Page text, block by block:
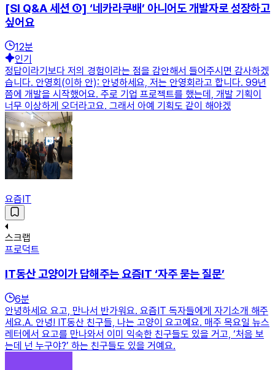
[SI Q&A 세션 ①] ‘네카라쿠배’ 아니어도 개발자로 성장하고
싶어요
12분
인기
정답이라기보다 저의 경험이라는 점을 감안해서 들어주시면 감사하겠
습니다. 안영회(이하 안): 안녕하세요, 저는 안영회라고 합니다. 99년
쯤에 개발을 시작했어요. 주로 기업 프로젝트를 했는데, 개발 기획이
너무 이상하게 오더라고요. 그래서 아예 기획도 같이 해야겠
요즘IT
스크랩
프로덕트
IT동산 고양이가 답해주는 요즘IT ‘자주 묻는 질문’
6분
안녕하세요 요고, 만나서 반가워요. 요즘IT 독자들에게 자기소개 해주
세요.A. 안녕! IT동산 친구들, 나는 고양이 요고예요. 매주 목요일 뉴스
레터에서 요고를 만나와서 이미 익숙한 친구들도 있을 거고, ‘처음 보
는데 넌 누구야?’ 하는 친구들도 있을 거예요.